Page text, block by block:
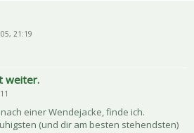
21:19
weiter.
einer Wendejacke, finde ich.
(und dir am besten stehendsten)